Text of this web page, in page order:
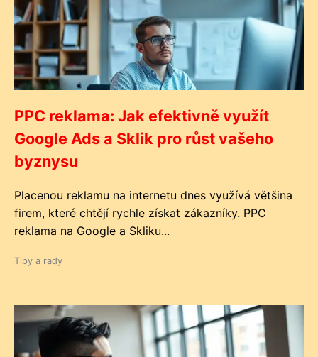
PPC reklama: Jak efektivně využít
Google Ads a Sklik pro růst vašeho
byznysu
Placenou reklamu na internetu dnes využívá většina
firem, které chtějí rychle získat zákazníky. PPC
reklama na Google a Skliku...
Tipy a rady